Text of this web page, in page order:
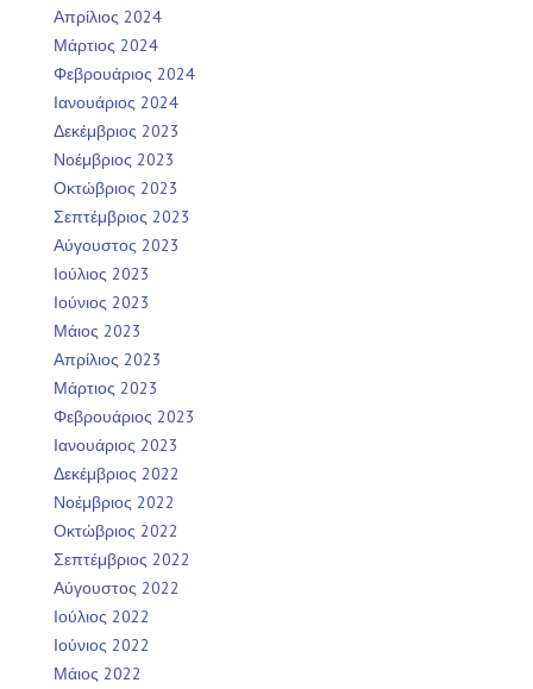
Απρίλιος 2024
Μάρτιος 2024
Φεβρουάριος 2024
Ιανουάριος 2024
Δεκέμβριος 2023
Νοέμβριος 2023
Οκτώβριος 2023
Σεπτέμβριος 2023
Αύγουστος 2023
Ιούλιος 2023
Ιούνιος 2023
Μάιος 2023
Απρίλιος 2023
Μάρτιος 2023
Φεβρουάριος 2023
Ιανουάριος 2023
Δεκέμβριος 2022
Νοέμβριος 2022
Οκτώβριος 2022
Σεπτέμβριος 2022
Αύγουστος 2022
Ιούλιος 2022
Ιούνιος 2022
Μάιος 2022